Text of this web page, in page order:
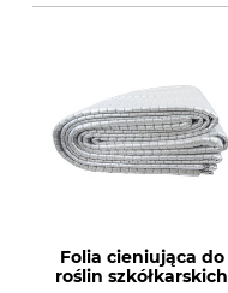
Folia cieniująca do
roślin szkółkarskich